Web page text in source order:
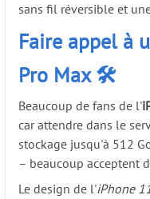
sans fil réversible et
Faire appel à
Pro Max 🛠️
Beaucoup de fans de l'
car attendre dans le
stockage jusqu'à 512
– beaucoup acceptent
Le design de l'iPhone